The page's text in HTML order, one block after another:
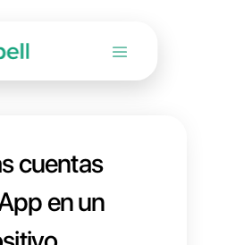
cuentas